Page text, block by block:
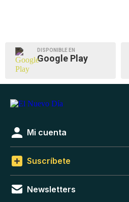
DISPONIBLE EN
Google Play
Mi cuenta
Suscríbete
Newsletters